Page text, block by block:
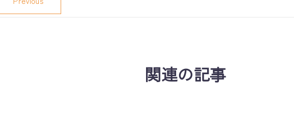
関連の記事